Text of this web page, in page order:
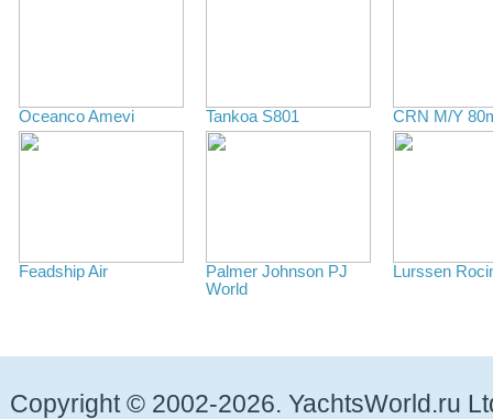
Oceanco Amevi Tankoa S801 CRN M/Y
Feadship Air
Palmer Johnson PJ
World
Lurssen
Copyright © 2002-2026. YachtsWorld.ru